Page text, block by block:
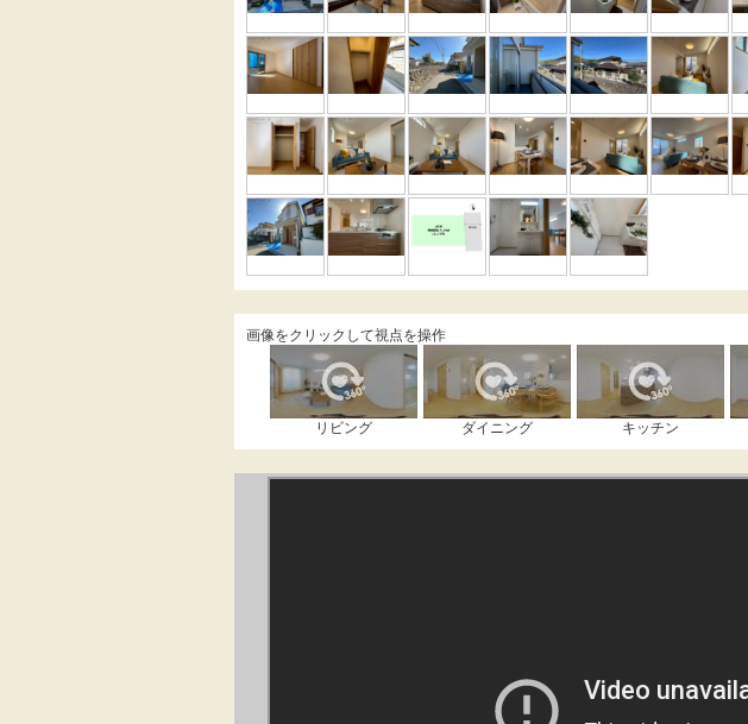
画像をクリックして視点を操作
リビング ダイニング キッチン